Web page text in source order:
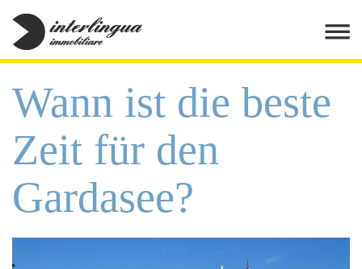
Wann ist die beste
Zeit für den
Gardasee?